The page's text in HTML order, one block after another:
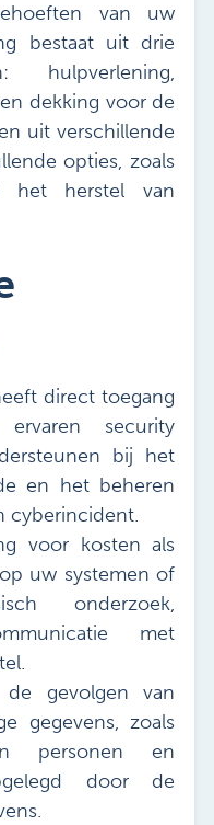
van uw
bestaat uit drie
hulpverlening,
dekking voor de
uit verschillende
opties, zoals
het herstel van
direct toegang
security
bij het
en het beheren
cyberincident.
voor kosten als
uw systemen of
onderzoek,
met
gevolgen van
gegevens, zoals
personen en
door de